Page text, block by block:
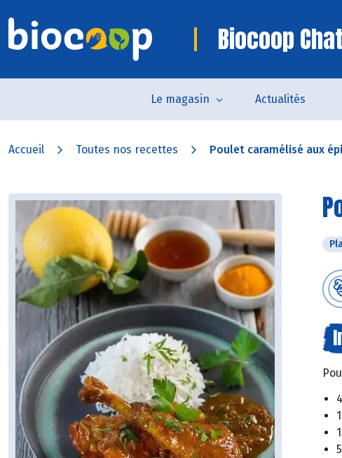
Biocoop
Le magasin Actualités
Accueil Toutes nos recettes Poulet caramélisé aux